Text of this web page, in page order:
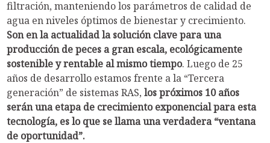
filtración, manteniendo los parámetros de calidad de
agua en niveles óptimos de bienestar y crecimiento.
Son en la actualidad la solución clave para una
producción de peces a gran escala, ecológicamente
sostenible y rentable al mismo tiempo. Luego de 25
años de desarrollo estamos frente a la “Tercera
generación” de sistemas RAS, los próximos 10 años
serán una etapa de crecimiento exponencial para esta
tecnología, es lo que se llama una verdadera “ventana
de oportunidad”.